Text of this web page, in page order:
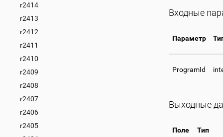
r2414
r2413
r2412
r2411
r2410
r2409
r2408
r2407
r2406
r2405
Входные
Параметр
ProgramId
Выходные
Поле Тип